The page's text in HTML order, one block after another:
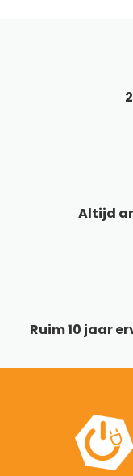
Altijd
Ruim 10 jaar